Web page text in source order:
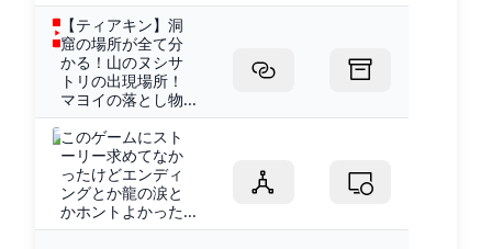
【ティアキン】洞
窟の場所が全て分
かる！山のヌシサ
トリの出現場所！
マヨイの落とし物...
このゲームにスト
ーリー求めてなか
ったけどエンディ
ングとか龍の涙と
かホントよかった...